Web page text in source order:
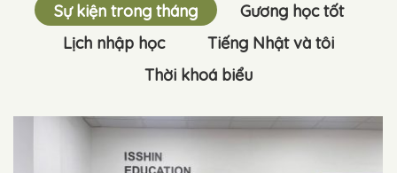
Sự kiện trong tháng
Gương học tốt
Lịch nhập học
Tiếng Nhật và tôi
Thời khoá biểu